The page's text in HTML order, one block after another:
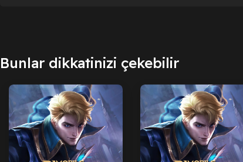
Bunlar dikkatinizi çekebilir